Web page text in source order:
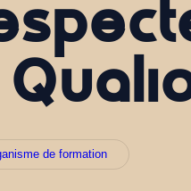
de formation